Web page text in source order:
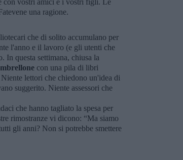
una ragione.
che di solito accumulano per
l'anno e il lavoro (e gli utenti che
questa settimana, chiusa la
con una pila di libri
lettori che chiedono un'idea di
suggerito. Niente assessori che
che hanno tagliato la spesa per
rimostranze vi dicono: “Ma siamo
gli anni? Non si potrebbe smettere